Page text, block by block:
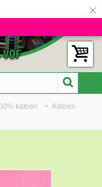
×
katoen > Katoen